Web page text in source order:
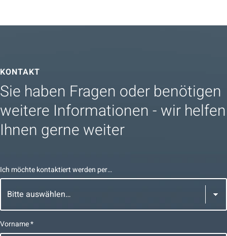
KONTAKT
Sie haben Fragen oder benötigen
weitere Informationen - wir helfen
Ihnen gerne weiter
Ich möchte kontaktiert werden per…
Vorname*